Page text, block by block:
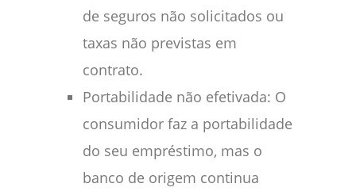
de seguros não solicitados ou
taxas não previstas em
contrato.
Portabilidade não efetivada: O
consumidor faz a portabilidade
do seu empréstimo, mas o
banco de origem continua